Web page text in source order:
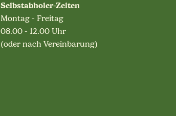
Selbstabholer-Zeiten
Montag - Freitag
08.00 - 12.00 Uhr
(oder nach Vereinbarung)